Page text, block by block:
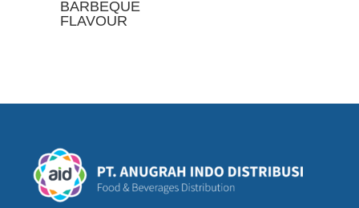
BARBEQUE
FLAVOUR